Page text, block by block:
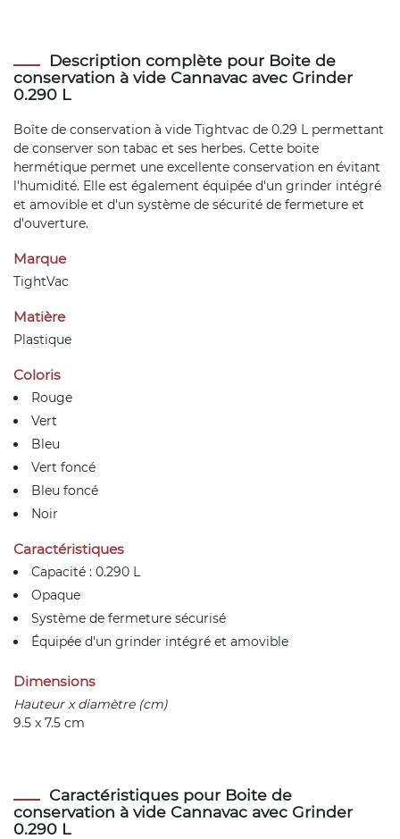
Description complète pour Boite de
conservation à vide Cannavac avec Grinder
0.290 L
Boîte de conservation à vide Tightvac de 0.29 L permettant
de conserver son tabac et ses herbes. Cette boite
hermétique permet une excellente conservation en évitant
l'humidité. Elle est également équipée d'un grinder intégré
et amovible et d'un système de sécurité de fermeture et
d'ouverture.
Marque
TightVac
Matière
Plastique
Coloris
Rouge
Vert
Bleu
Vert foncé
Bleu foncé
Noir
Caractéristiques
Capacité : 0.290 L
Opaque
Système de fermeture sécurisé
Équipée d'un grinder intégré et amovible
Dimensions
Hauteur x diamètre (cm)
9.5 x 7.5 cm
Caractéristiques pour Boite de
conservation à vide Cannavac avec Grinder
0.290 L